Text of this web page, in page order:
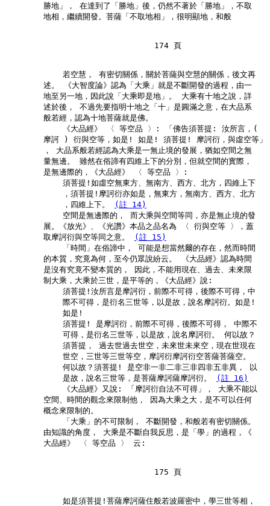
        勝地」， 在達到了「勝地」後，仍然不著於「勝地」，不取
        地相，繼續開發。菩薩「不取地相」，很明顯地，和般
                               174 頁
            若空慧， 有密切關係，關於菩薩與空慧的關係，後文再
        述。 《大智度論》認為「大乘」就是不斷開發的過程，由一
        地至另一地，因此說「大乘即是地」。 大乘有十地之說，詳
        述於後， 不過先要指明十地之「十」是圓滿之意，在大品系
        般若經，認為十地菩薩就是佛。
            《大品經》 〈 等空品 〉: 「佛告須菩提: 汝所言，(
        摩訶 ) 衍與空等，如是! 如是! 須菩提! 摩訶衍，與虛空等」
        ， 大品系般若經認為大乘是一無止境的發展，猶如空間之無
        量無邊。 雖然在俗諦有四維上下的分別，但就空間的實際，
        是無邊際的，《大品經》 〈 等空品 〉:
            須菩提!如虛空無東方、無南方、西方、北方，四維上下
            ，須菩提!摩訶衍亦如是，無東方，無南方、西方、北方
            ，四維上下。
(註 14)
            空間是無邊際的， 而大乘與空間等同，亦是無止境的發
        展。《放光》、《光讚》本品之品名為 〈 衍與空等 〉，蓋
        取摩訶衍與空等同之意。
(註 15)
            「時間」在俗諦中， 可能是想當然爾的存在，然而時間
        的本質，究竟為何，至今仍眾說紛云。 《大品經》認為時間
        是沒有究竟不變本質的， 因此，不能用現在、過去、未來限
        制大乘，大乘於三世，是平等的，《大品經》說:
            須菩提!汝所言是摩訶衍，前際不可得，後際不可得，中
            際不可得，是衍名三世等，以是故，說名摩訶衍。如是!
            如是!
            須菩提! 是摩訶衍，前際不可得，後際不可得， 中際不
            可得，是衍名三世等，以是故，說名摩訶衍。 何以故？
            須菩提， 過去世過去世空，未來世未來空，現在世現在
            世空，三世等三世等空，摩訶衍摩訶衍空菩薩菩薩空。
            何以故？須菩提! 是空非一非二非三非四非五非異， 以
            是故，說名三世等，是菩薩摩訶薩摩訶衍。
(註 16)
            《大品經》又說: 「摩訶衍自法不可得」， 大乘不能以
        空間、時間的觀念來限制他， 因為大乘之大，是不可以任何
        概念來限制的。
            「大乘」的不可限制， 不斷開發，和般若有密切關係。
        由知識的角度， 大乘是不斷自我反思，是「學」的過程，《
        大品經》 〈 等空品 〉 云:
                               175 頁
            如是須菩提!菩薩摩訶薩住般若波羅密中，學三世等相，